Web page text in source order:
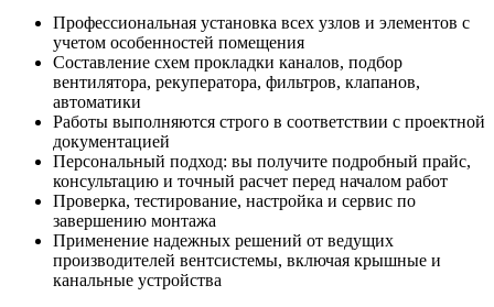
Профессиональная установка всех узлов и элементов с
учетом особенностей помещения
Составление схем прокладки каналов, подбор
вентилятора, рекуператора, фильтров, клапанов,
автоматики
Работы выполняются строго в соответствии с проектной
документацией
Персональный подход: вы получите подробный прайс,
консультацию и точный расчет перед началом работ
Проверка, тестирование, настройка и сервис по
завершению монтажа
Применение надежных решений от ведущих
производителей вентсистемы, включая крышные и
канальные устройства